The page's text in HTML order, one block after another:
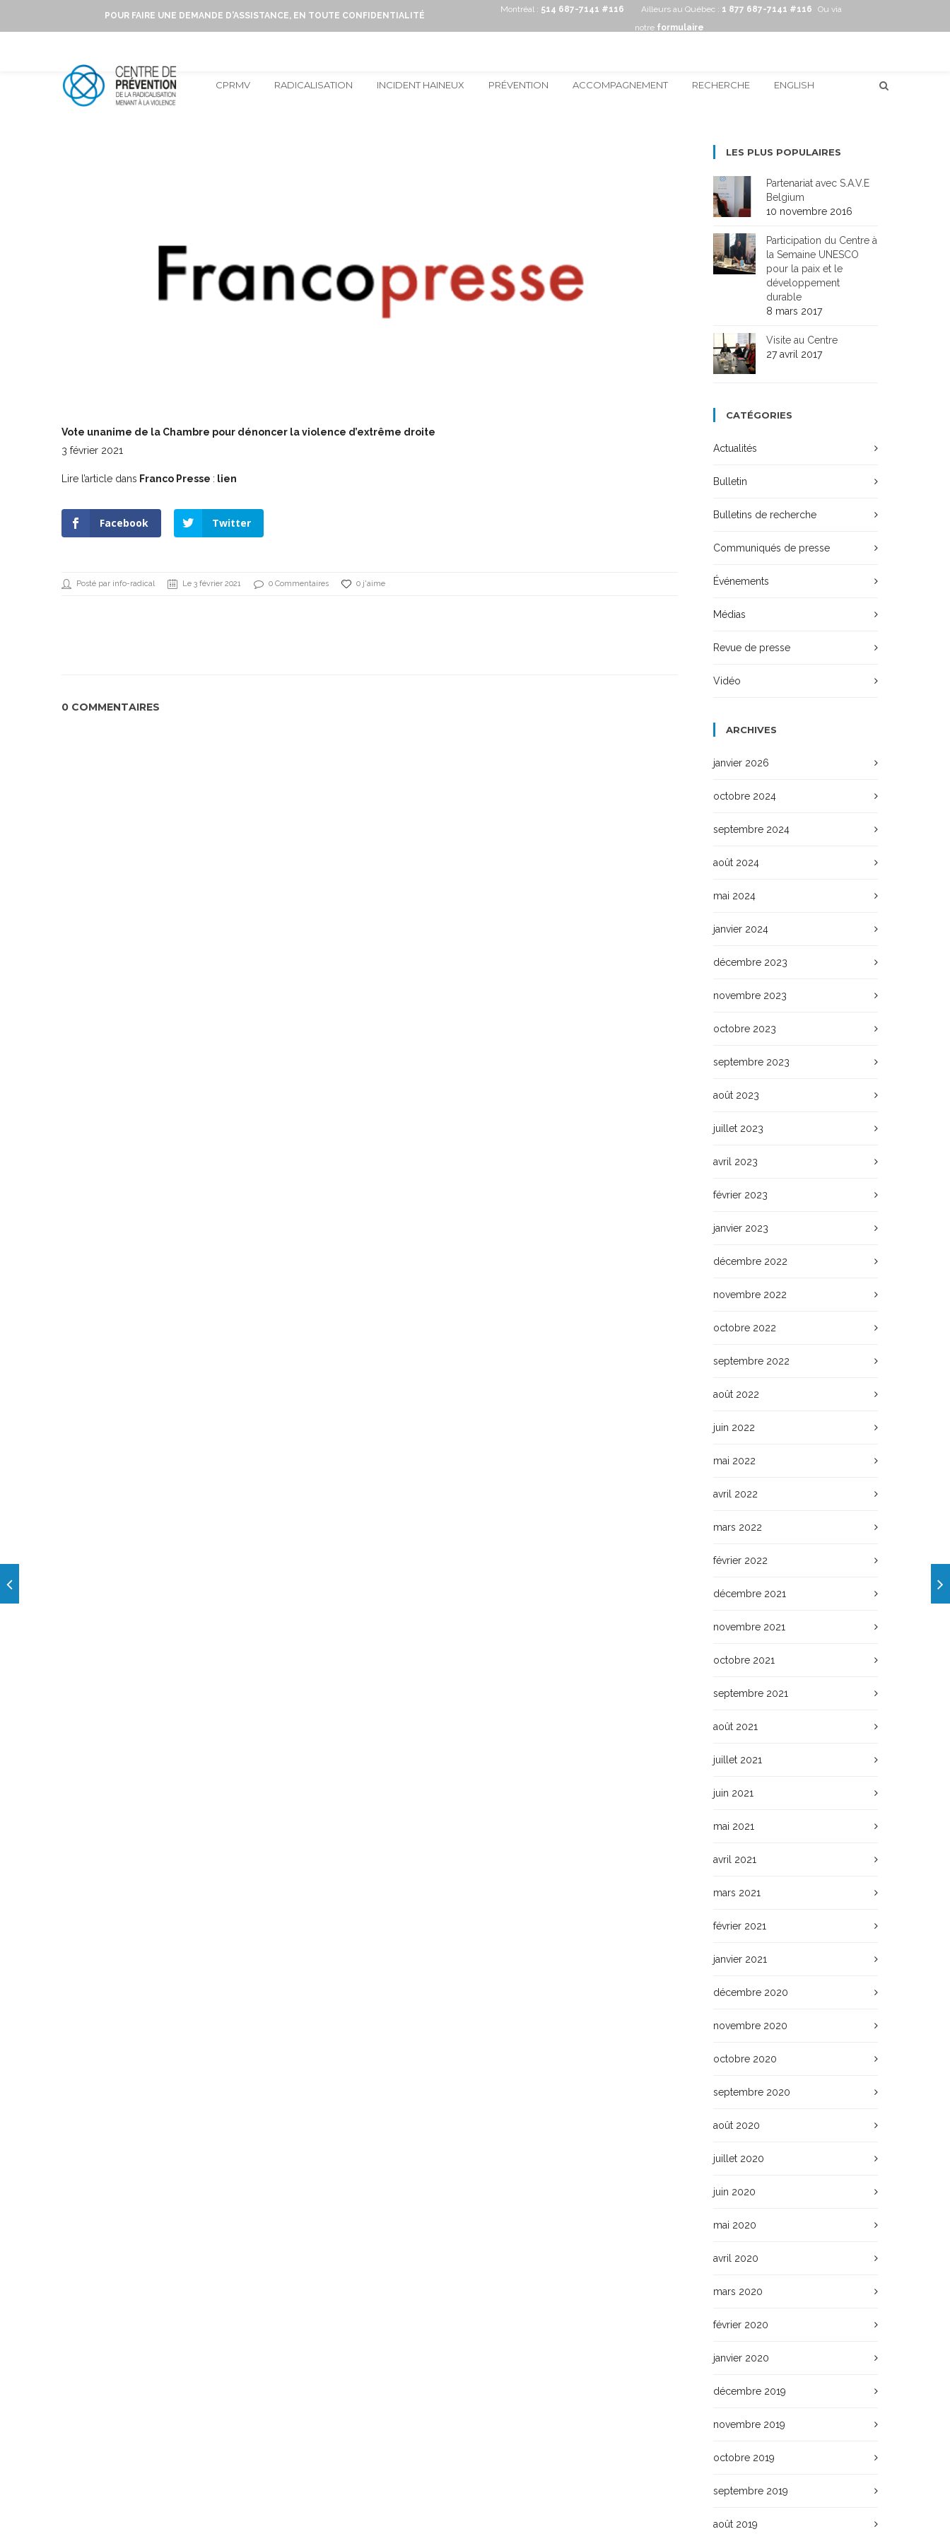
POUR FAIRE UNE DEMANDE D'ASSISTANCE, EN TOUTE CONFIDENTIALITÉ
Montréal : 514 687-7141 #116 Ailleurs au Québec : 1 877 687-7141 #116
Ou via
notre formulaire
CPRMV RADICALISATION INCIDENT HAINEUX PRÉVENTION ACCOMPAGNEMENT RECHERCHE ENGLISH
Vote unanime de la Chambre pour dénoncer la violence d’extrême droite
3 février 2021
Lire l’article dans Franco Presse : lien
Facebook Twitter
Posté par info-radical Le 3 février 2021 0 Commentaires 0 j'aime
0 COMMENTAIRES
LES PLUS POPULAIRES
Partenariat avec S.A.V.E
Belgium
10 novembre 2016
Participation du Centre à
la Semaine UNESCO
pour la paix et le
développement
durable
8 mars 2017
Visite au Centre
27 avril 2017
CATÉGORIES
Actualités
Bulletin
Bulletins de recherche
Communiqués de presse
Événements
Médias
Revue de presse
Vidéo
ARCHIVES
janvier 2026
octobre 2024
septembre 2024
août 2024
mai 2024
janvier 2024
décembre 2023
novembre 2023
octobre 2023
septembre 2023
août 2023
juillet 2023
avril 2023
février 2023
janvier 2023
décembre 2022
novembre 2022
octobre 2022
septembre 2022
août 2022
juin 2022
mai 2022
avril 2022
mars 2022
février 2022
décembre 2021
novembre 2021
octobre 2021
septembre 2021
août 2021
juillet 2021
juin 2021
mai 2021
avril 2021
mars 2021
février 2021
janvier 2021
décembre 2020
novembre 2020
octobre 2020
septembre 2020
août 2020
juillet 2020
juin 2020
mai 2020
avril 2020
mars 2020
février 2020
janvier 2020
décembre 2019
novembre 2019
octobre 2019
septembre 2019
août 2019